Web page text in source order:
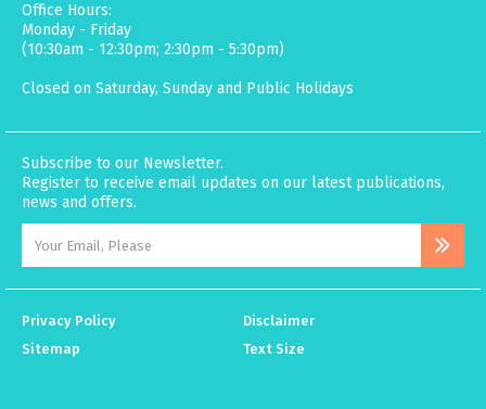
Office Hours:
Monday - Friday
(10:30am - 12:30pm; 2:30pm - 5:30pm)
Closed on Saturday, Sunday and Public Holidays
Subscribe to our Newsletter.
Register to receive email updates on our latest publications,
news and offers.
Privacy Policy
Disclaimer
Sitemap
Text Size